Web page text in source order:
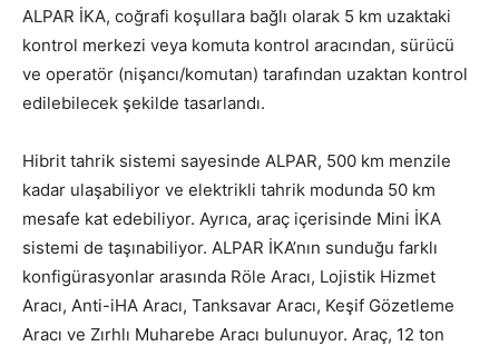
ALPAR İKA, coğrafi koşullara bağlı olarak 5 km uzaktaki
kontrol merkezi veya komuta kontrol aracından, sürücü
ve operatör (nişancı/komutan) tarafından uzaktan kontrol
edilebilecek şekilde tasarlandı.
Hibrit tahrik sistemi sayesinde ALPAR, 500 km menzile
kadar ulaşabiliyor ve elektrikli tahrik modunda 50 km
mesafe kat edebiliyor. Ayrıca, araç içerisinde Mini İKA
sistemi de taşınabiliyor. ALPAR İKA’nın sunduğu farklı
konfigürasyonlar arasında Röle Aracı, Lojistik Hizmet
Aracı, Anti-iHA Aracı, Tanksavar Aracı, Keşif Gözetleme
Aracı ve Zırhlı Muharebe Aracı bulunuyor. Araç, 12 ton